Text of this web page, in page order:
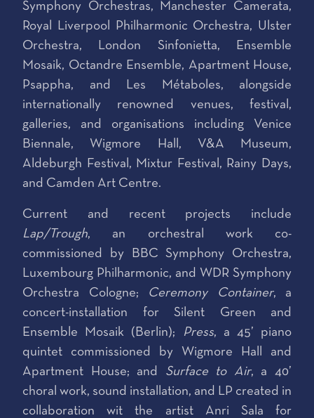
Symphony Orchestras, Manchester Camerata,
Royal Liverpool Philharmonic Orchestra, Ulster
Orchestra, London Sinfonietta, Ensemble
Mosaik, Octandre Ensemble, Apartment House,
Psappha, and Les Métaboles, alongside
internationally renowned venues, festival,
galleries, and organisations including Venice
Biennale, Wigmore Hall, V&A Museum,
Aldeburgh Festival, Mixtur Festival, Rainy Days,
and Camden Art Centre.
Current and recent projects include
Lap/Trough, an orchestral work co-
commissioned by BBC Symphony Orchestra,
Luxembourg Philharmonic, and WDR Symphony
Orchestra Cologne;
Ceremony Container, a
concert-installation for Silent Green and
Ensemble Mosaik (Berlin);
Press, a 45’ piano
quintet commissioned by Wigmore Hall and
Apartment House; and Surface to Air, a 40’
choral work, sound installation, and LP created in
collaboration wit the artist Anri Sala for